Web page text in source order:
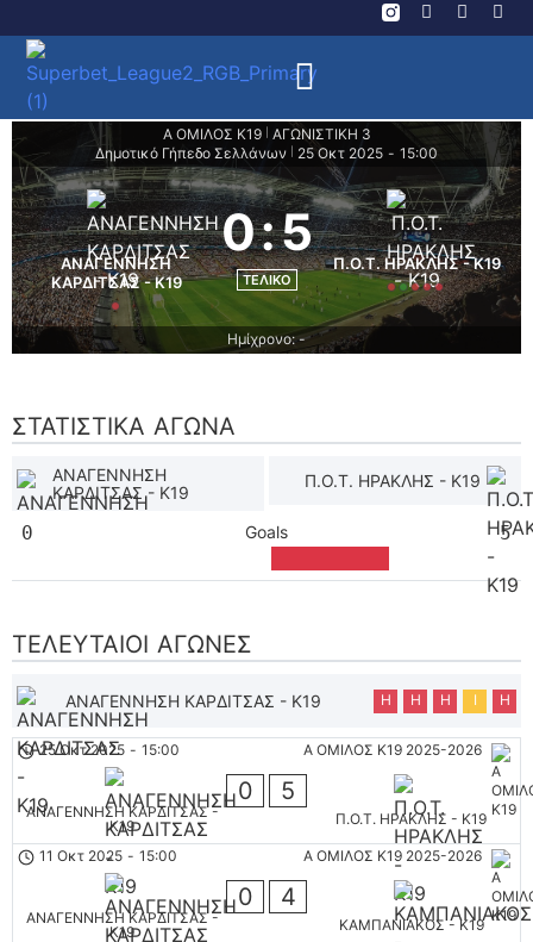
Α ΟΜΙΛΟΣ Κ19
ΑΓΩΝΙΣΤΙΚΗ 3
Δημοτικό Γήπεδο Σελλάνων
25 Οκτ 2025 - 15:00
ΑΝΑΓΕΝΝΗΣΗ
ΚΑΡΔΙΤΣΑΣ - Κ19
0:5
ΤΕΛΙΚΌ
Π.Ο.Τ. ΗΡΑΚΛΗΣ - K19
Ημίχρονο: -
ΣΤΑΤΙΣΤΙΚΆ ΑΓΏΝΑ
ΑΝΑΓΕΝΝΗΣΗ
ΚΑΡΔΙΤΣΑΣ - Κ19
Π.Ο.Τ. ΗΡΑΚΛΗΣ - K19
0 Goals 5
ΤΕΛΕΥΤΑΊΟΙ ΑΓΏΝΕΣ
ΑΝΑΓΕΝΝΗΣΗ ΚΑΡΔΙΤΣΑΣ - Κ19 Η Η Η Ι Η
Α ΟΜΙΛΟΣ Κ19 2025-2026
25 Οκτ 2025 - 15:00
ΑΝΑΓΕΝΝΗΣΗ ΚΑΡΔΙΤΣΑΣ -
Κ19
0 5
Π.Ο.Τ. ΗΡΑΚΛΗΣ - K19
Α ΟΜΙΛΟΣ Κ19 2025-2026
11 Οκτ 2025 - 15:00
ΑΝΑΓΕΝΝΗΣΗ ΚΑΡΔΙΤΣΑΣ -
Κ19
0 4
ΚΑΜΠΑΝΙΑΚΟΣ - K19